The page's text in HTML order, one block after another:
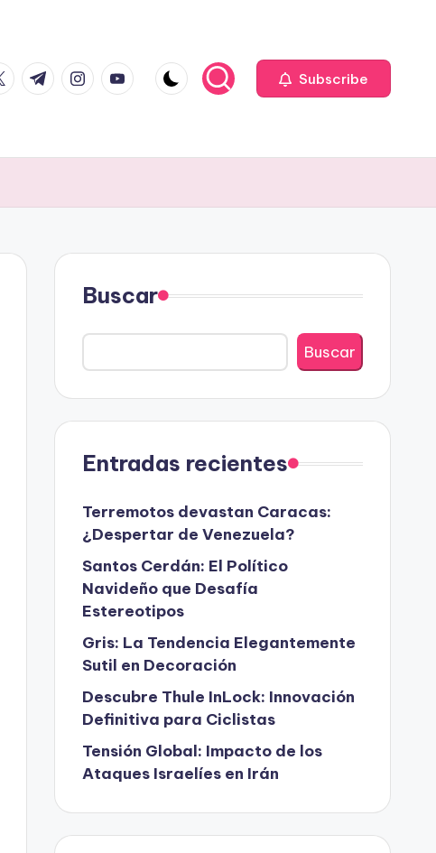
t.me instagram.com
youtube.com Subscribe
Buscar
Buscar
Entradas recientes
Terremotos devastan Caracas:
¿Despertar de Venezuela?
Santos Cerdán: El Político
Navideño que Desafía
Estereotipos
Gris: La Tendencia Elegantemente
Sutil en Decoración
Descubre Thule InLock: Innovación
Definitiva para Ciclistas
Tensión Global: Impacto de los
Ataques Israelíes en Irán